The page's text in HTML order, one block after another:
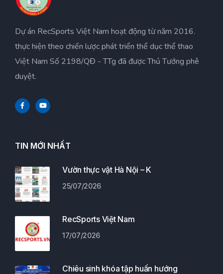
Dự án RecSports Việt Nam hoạt động từ năm 2016.
thực hiện theo chiến lược phát triển thể dục thể thao
Việt Nam Số 2198/QĐ - TTg đã được Thủ Tướng phê
duyệt.
TIN MỚI NHẤT
Vườn thực vật Hà Nội – K
25/07/2026
RecSports Việt Nam
17/07/2026
Chiêu sinh khóa tập huấn hướng